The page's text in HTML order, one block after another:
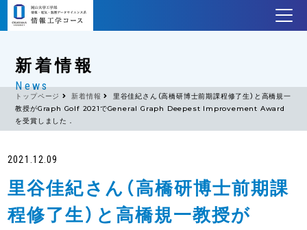
新着情報
News
トップページ 新着情報
里谷佳紀さん（高橋研博士前期課程修了生）と高橋規一
教授がGraph Golf 2021でGeneral Graph Deepest Improvement Award
を受賞しました．
2021.12.09
里谷佳紀さん（高橋研博士前期課
程修了生）と高橋規一教授が